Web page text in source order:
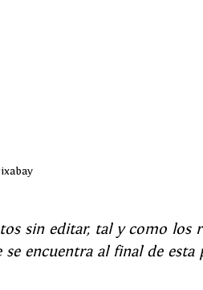
sin editar, tal y como los
encuentra al final de esta